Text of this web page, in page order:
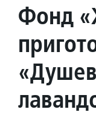
Фонд